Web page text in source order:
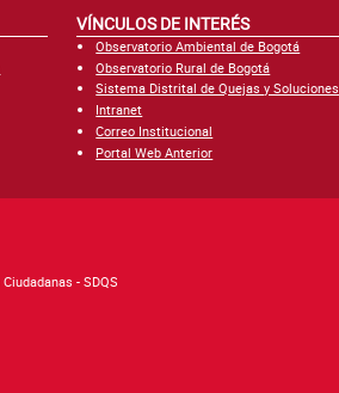
VÍNCULOS DE INTERÉS
Observatorio Ambiental de Bogotá
Observatorio Rural de Bogotá
Sistema Distrital de Quejas y Soluciones
Intranet
Correo Institucional
Portal Web Anterior
- SDQS